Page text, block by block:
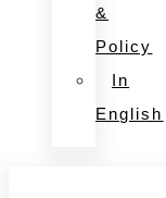
&
Policy
In
English